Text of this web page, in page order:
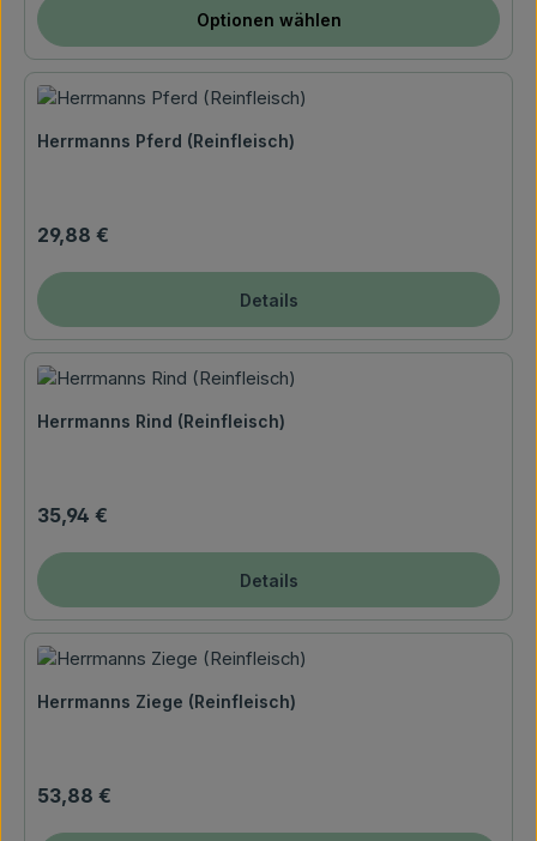
Optionen wählen
Herrmanns Pferd (Reinfleisch)
Regulärer Preis:
29,88 €
Details
Herrmanns Rind (Reinfleisch)
Regulärer Preis:
35,94 €
Details
Herrmanns Ziege (Reinfleisch)
Regulärer Preis:
53,88 €